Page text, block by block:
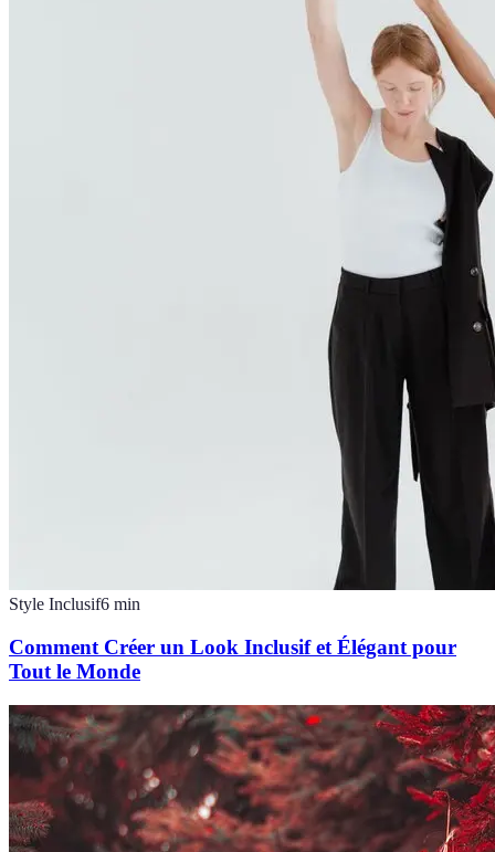
Style Inclusif6 min
Comment Créer un Look Inclusif et Élégant pour
Tout le Monde